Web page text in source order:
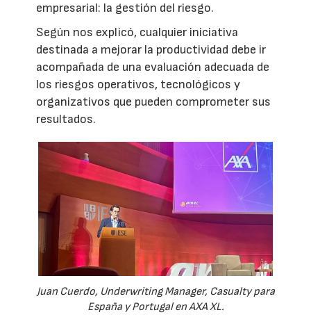
empresarial: la gestión del riesgo.
Según nos explicó, cualquier iniciativa
destinada a mejorar la productividad debe ir
acompañada de una evaluación adecuada de
los riesgos operativos, tecnológicos y
organizativos que pueden comprometer sus
resultados.
Juan Cuerdo, Underwriting Manager, Casualty para
España y Portugal en AXA XL.